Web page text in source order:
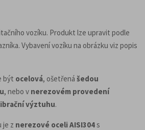
vozíku. Produkt lze upravit podle
Vybavení vozíku na obrázku viz popis
být ocelová, ošetřená šedou
, nebo v nerezovém provedení
výztuhu.
je z nerezové oceli AISI304s